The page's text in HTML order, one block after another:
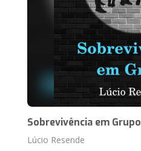
Sobrevivência em Grupo
Lúcio Resende